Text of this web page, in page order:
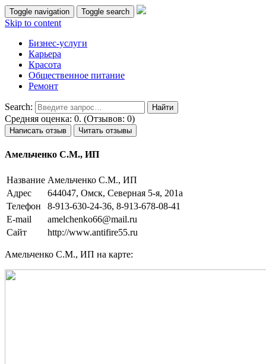
Toggle navigation Toggle search
Skip to content
Бизнес-услуги
Карьера
Красота
Общественное питание
Ремонт
Search:
Средняя оценка: 0. (Отзывов: 0)
Написать отзыв Читать отзывы
Амельченко С.М., ИП
Название Амельченко С.М., ИП
Адрес
644047, Омск, Северная 5-я, 201а
Телефон
8-913-630-24-36, 8-913-678-08-41
E-mail
amelchenko66@mail.ru
Сайт
http://www.antifire55.ru
Амельченко С.М., ИП на карте: